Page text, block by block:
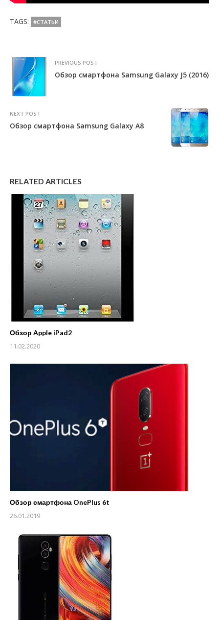
TAGS: #СТАТЬИ
PREVIOUS POST
Обзор смартфона Samsung Galaxy J5 (2016)
NEXT POST
Обзор смартфона Samsung Galaxy A8
RELATED ARTICLES
Обзор Apple iPad2
11.02.2020
Обзор смартфона OnePlus 6t
26.01.2019